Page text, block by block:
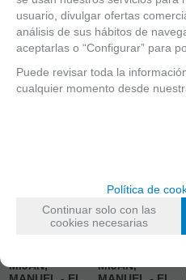
MIJAN,
MIJAN,
usuario, divulgar ofertas
análisis de sus hábitos de
aceptarlas o “Configurar” para
Puede revisar toda la
cualquier momento desde
Política de
Continuar solo con las
cookies necesarias